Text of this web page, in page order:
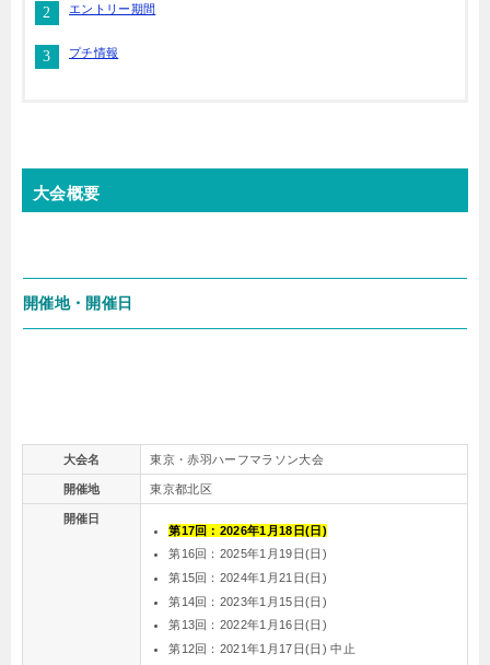
エントリー期間
プチ情報
大会概要
開催地・開催日
大会名 東京・赤羽ハーフマラソン大会
開催地 東京都北区
開催日
第17回：2026年1月18日(日)
第16回：2025年1月19日(日)
第15回：2024年1月21日(日)
第14回：2023年1月15日(日)
第13回：2022年1月16日(日)
第12回：2021年1月17日(日) 中止